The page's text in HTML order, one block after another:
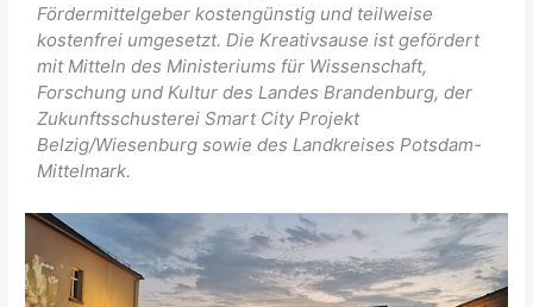
Fördermittelgeber kostengünstig und teilweise
kostenfrei umgesetzt. Die Kreativsause ist gefördert
mit Mitteln des Ministeriums für Wissenschaft,
Forschung und Kultur des Landes Brandenburg, der
Zukunftsschusterei Smart City Projekt
Belzig/Wiesenburg sowie des Landkreises Potsdam-
Mittelmark.